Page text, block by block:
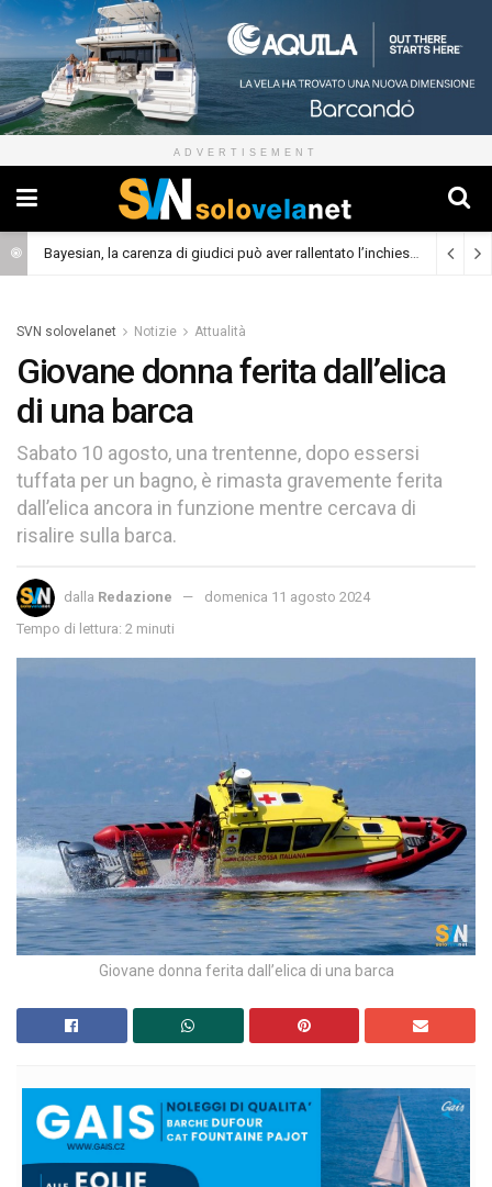
ADVERTISEMENT
Bayesian, la carenza di giudici può aver rallentato l’inchiesta (Cronaca)
SVN solovelanet Notizie Attualità
Giovane donna ferita dall’elica
di una barca
Sabato 10 agosto, una trentenne, dopo essersi
tuffata per un bagno, è rimasta gravemente ferita
dall’elica ancora in funzione mentre cercava di
risalire sulla barca.
dalla Redazione
domenica 11 agosto 2024
Tempo di lettura: 2 minuti
Giovane donna ferita dall’elica di una barca